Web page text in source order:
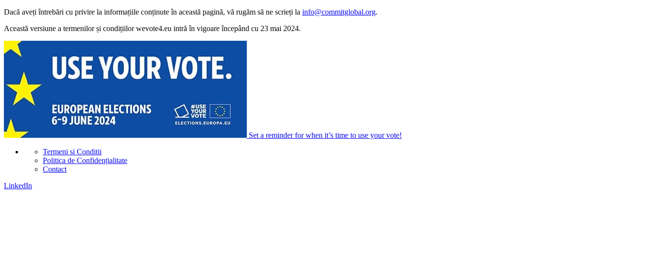
Dacă aveți întrebări cu privire la informațiile conținute în această pagină, vă rugăm să ne scrieți la info@commitglobal.org.
Această versiune a termenilor și condițiilor wevote4.eu intră în vigoare începând cu 23 mai 2024.
Set a reminderfor when it’s time to use your vote!
Termeni si Conditii
Politica de Confidențialitate
Contact
LinkedIn